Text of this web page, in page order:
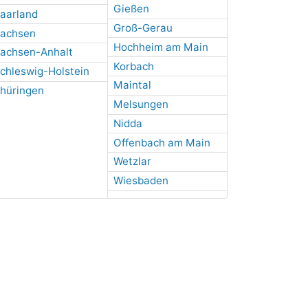
Anhalt
Holstein
Gießen
Groß-Gerau
Hochheim am Main
Korbach
Maintal
Melsungen
Nidda
Offenbach am Main
Wetzlar
Wiesbaden